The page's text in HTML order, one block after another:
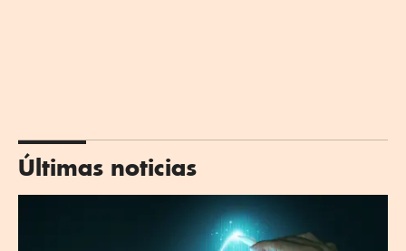
Últimas noticias